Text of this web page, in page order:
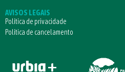
AVISOS LEGAIS
Política de privacidade
Política de cancelamento